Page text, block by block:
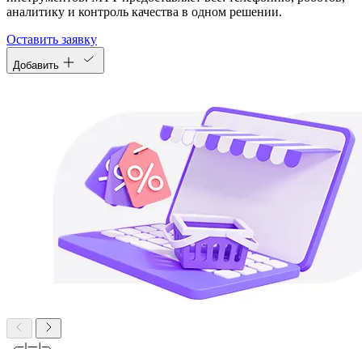
аналитику и контроль качества в одном решении.
Оставить заявку
Добавить